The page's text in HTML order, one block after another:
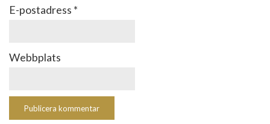
E-postadress *
Webbplats